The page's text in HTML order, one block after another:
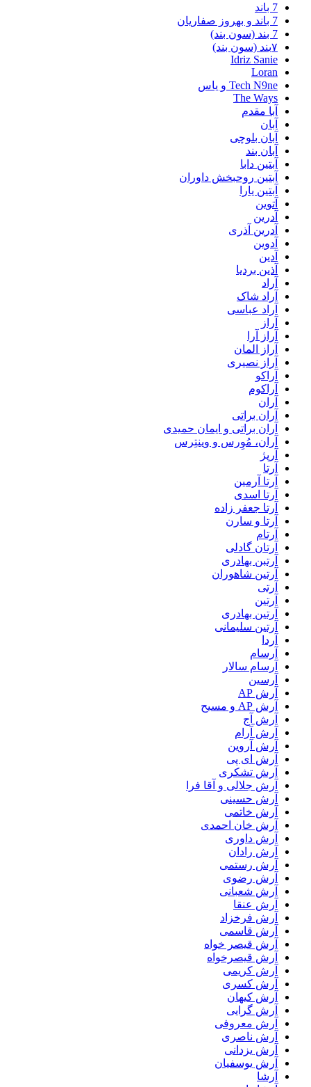
7 باند
7 باند و بهروز صفاریان
7 بند (سون بند)
۷بند (سون بند)
Idriz Sanie
Loran
Tech N9ne و یاس
The Ways
آبا مقدم
آبان
آبان بلوچی
آبان بند
آبتین دابا
آبتین روحبخش داوران
آبتین یارا
آتوین
آدرین
آدرین آذری
آدوین
آدین
آذین بردیا
آراد
آراد شاک
آراد عباسی
آراز
آراز آرا
آراز المان
آراز نصیری
آراکو
آراکوم
آران
آران براتی
آران براتی و ایمان حمیدی
آران، مُوِرس و وینتِرس
آرپژ
آرتا
آرتا آرمین
آرتا اسدی
آرتا جعفر زاده
آرتا و سارن
آرتام
آرتان گادلی
آرتبن بهادری
آرتين شاهوران
آرتی
آرتین
آرتین بهادری
آرتین سلیمانی
آردا
آرسام
آرسام سالار
آرسین
آرش AP
آرش AP و مسیح
آرش آج
آرش آرام
آرش آروین
آرش ای پی
آرش تشکری
آرش جلالی و آقا فرا
آرش حسینی
آرش خاتمی
آرش خان احمدی
آرش داوری
آرش رادان
آرش رستمى
آرش رضوی
آرش شعبانی
آرش عنقا
آرش فرخزاد
آرش قاسمی
آرش قیصر خواه
آرش قیصرخواه
آرش کریمی
آرش کسری
آرش کیهان
آرش گرایی
آرش معروفی
آرش ناصری
آرش یزدانی
آرش یوسفیان
آرشا